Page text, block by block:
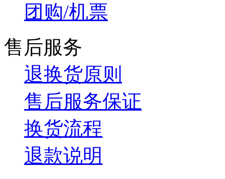
团购/机票
售后服务
退换货原则
售后服务保证
换货流程
退款说明